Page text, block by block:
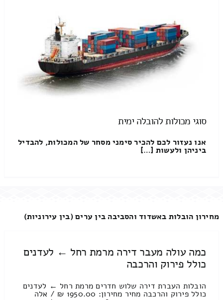
סוגי מכולות להובלה ימית
אנו נעזור לכם להכיר סימני מסחר של המכולות, להבדיל
ביניהן ולעשות […]
מחירון הובלות באשדוד והסביבה בין ערים (בין עירוניות)
כמה עולה מעבר דירה מרמת רחל ← לעדנים
כולל פירוק והרכבה
הובלות העברת דירה שלוש חדרים מרמת רחל ← לעדנים
כולל פירוק והרכבה מחיר מחירון: 1950.00 ₪ / אלה